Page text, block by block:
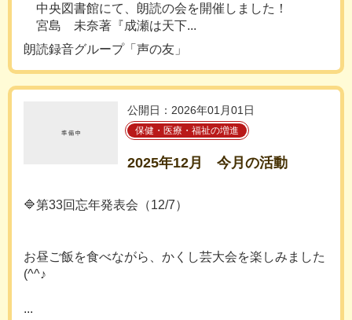
中央図書館にて、朗読の会を開催しました！
宮島 未奈著『成瀬は天下...
朗読録音グループ「声の友」
公開日：2026年01月01日
保健・医療・福祉の増進
2025年12月 今月の活動
🔷第33回忘年発表会（12/7）
お昼ご飯を食べながら、かくし芸大会を楽しみました
(^^♪
...